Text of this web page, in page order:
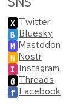
SNS
X Twitter
B Bluesky
M Mastodon
N Nostr
I Instagram
@ Threads
f Facebook